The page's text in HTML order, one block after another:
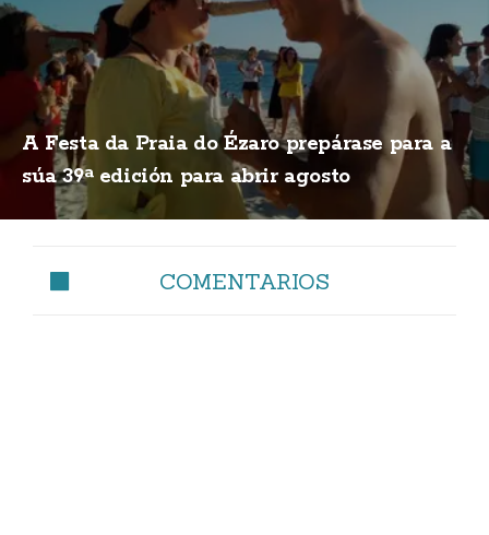
A Festa da Praia do Ézaro prepárase para a
súa 39ª edición para abrir agosto
COMENTARIOS